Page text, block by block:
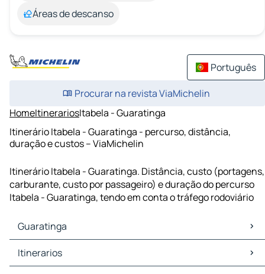
Áreas de descanso
Português
Procurar na revista ViaMichelin
HomeItinerariosItabela - Guaratinga
Itinerário Itabela - Guaratinga - percurso, distância,
duração e custos – ViaMichelin
Itinerário Itabela - Guaratinga. Distância, custo (portagens,
carburante, custo por passageiro) e duração do percurso
Itabela - Guaratinga, tendo em conta o tráfego rodoviário
Guaratinga
Guaratinga Mapas Plantas
Guaratinga Trafego
Itinerarios